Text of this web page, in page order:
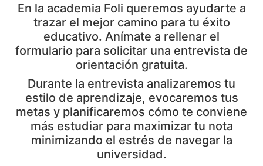
En la academia Foli queremos ayudarte a
trazar el mejor camino para tu éxito
educativo. Anímate a rellenar el
formulario para solicitar una entrevista de
orientación gratuita.
Durante la entrevista analizaremos tu
estilo de aprendizaje, evocaremos tus
metas y planificaremos cómo te conviene
más estudiar para maximizar tu nota
minimizando el estrés de navegar la
universidad.